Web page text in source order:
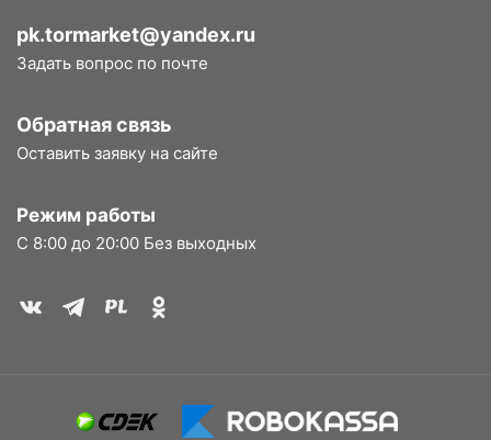
pk.tormarket@yandex.ru
Задать вопрос по почте
Обратная связь
Оставить заявку на сайте
Режим работы
С 8:00 до 20:00 Без выходных